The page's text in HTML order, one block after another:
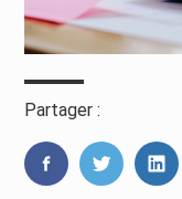
Partager :
FaceBookTwitter